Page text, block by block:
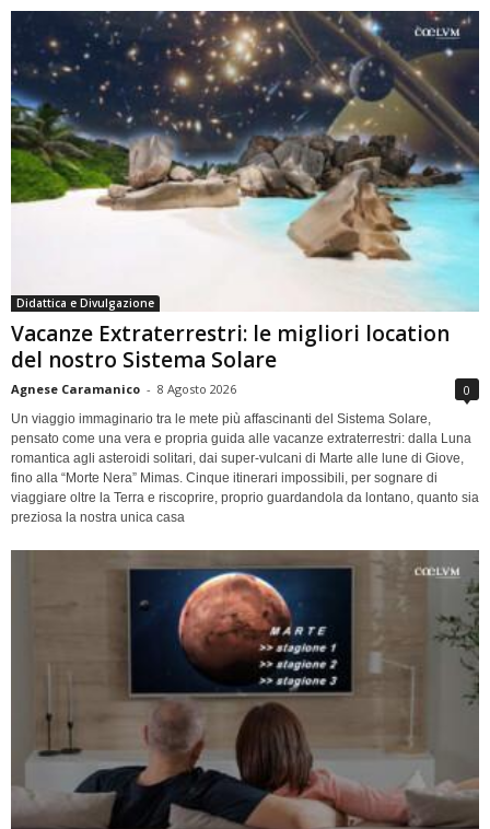
Didattica e Divulgazione
Vacanze Extraterrestri: le migliori location
del nostro Sistema Solare
Agnese Caramanico - 8 Agosto 2026 0
Un viaggio immaginario tra le mete più affascinanti del Sistema Solare,
pensato come una vera e propria guida alle vacanze extraterrestri: dalla Luna
romantica agli asteroidi solitari, dai super-vulcani di Marte alle lune di Giove,
fino alla “Morte Nera” Mimas. Cinque itinerari impossibili, per sognare di
viaggiare oltre la Terra e riscoprire, proprio guardandola da lontano, quanto sia
preziosa la nostra unica casa